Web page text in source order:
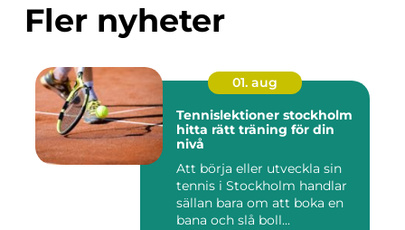
Fler nyheter
01. aug
Tennislektioner stockholm
hitta rätt träning för din
nivå
Att börja eller utveckla sin
tennis i Stockholm handlar
sällan bara om att boka en
bana och slå boll...